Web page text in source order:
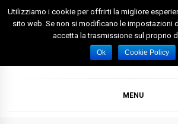
Skip
Spazio Foggia
Foggia News Calcio Eventi e
MENU
Utilizziamo i cookie per offrirti la migliore
sito web. Se non si modificano le impostazioni
accetta la trasmissione sul proprio
Ok Cookie Policy